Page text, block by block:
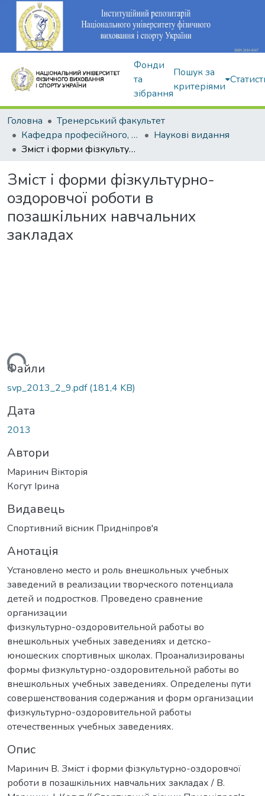
Фонди
та
зібрання
Пошук за
критеріями
Головна
Тренерський факультет
Кафедра професійного, неолімпійського та адаптивного спорту
Наукові видання
Зміст і форми фізкультурно-оздоровчої роботи в позашкільних навчальних закладах
Зміст і форми фізкультурно-
оздоровчої роботи в
позашкільних навчальних
закладах
Файли
svp_2013_2_9.pdf(181,4 KB)
Дата
2013
Автори
Маринич Вікторія
Когут Ірина
Видавець
Спортивний вісник Придніпров'я
Анотація
Установлено место и роль внешкольных учебных
заведений в реализации творческого потенциала
детей и подростков. Проведено сравнение
организации
физкультурно-оздоровительной работы во
внешкольных учебных заведениях и детско-
юношеских спортивных школах. Проанализированы
формы физкультурно-оздоровительной работы во
внешкольных учебных заведениях. Определены пути
совершенствования содержания и форм организации
физкультурно-оздоровительной работы
отечественных учебных заведениях.
Опис
Маринич В. Зміст і форми фізкультурно-оздоровчої
роботи в позашкільних навчальних закладах / В.